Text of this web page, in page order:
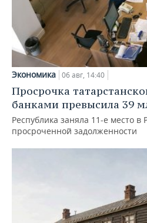
Экономика 06 авг, 14:40
Просрочка
банками превысила 39
Республика заняла 11-е место в
просроченной задолженности